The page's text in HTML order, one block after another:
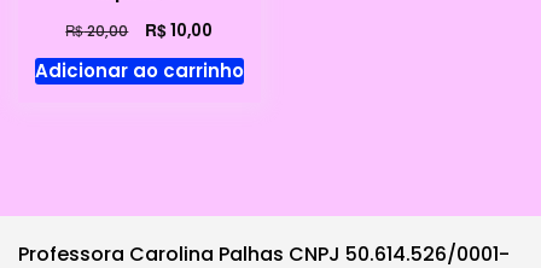
R$20,00
preço
original
R$10,00
preço
atual
Adicionar ao carrinho
Professora Carolina Palhas CNPJ 50.614.526/0001-